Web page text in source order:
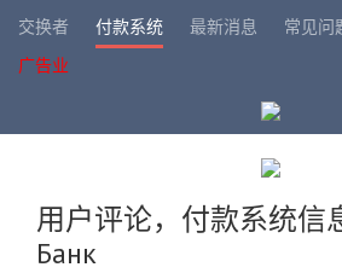
交换者 付款系统 最新消息 常见问
广告业
用户评论，付款系统信
Банк